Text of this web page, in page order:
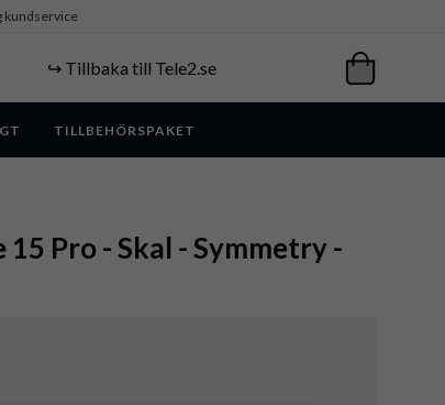
kundservice
↪️ Tillbaka till Tele2.se
TILLBEHÖRSPAKET
Pro - Skal - Symmetry -